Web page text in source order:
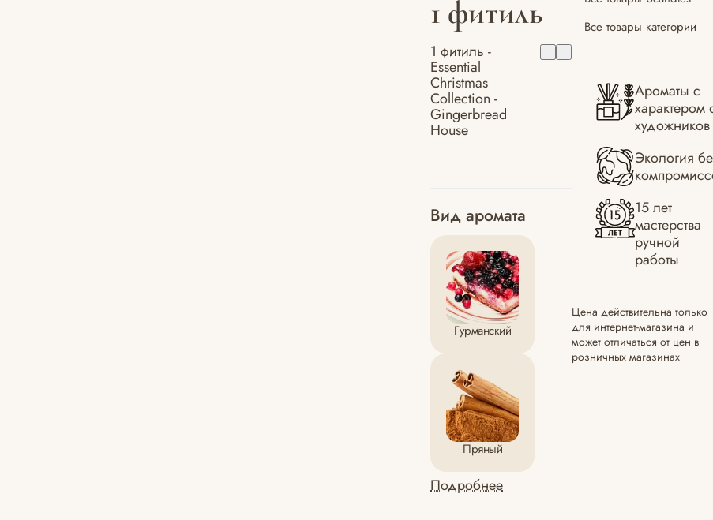
1 фитиль
1 фитиль -
Essential
Christmas
Collection -
Gingerbread
House
Вид аромата
Гурманский
Пряный
Подробнее
Все товары категории
Ароматы с
характером
художников
Экология
15 лет
мастерства
ручной
работы
Цена действительна только
для интернет-магазина и
может отличаться от цен в
розничных магазинах